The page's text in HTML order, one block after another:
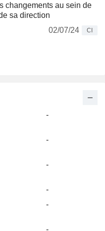
changements au sein de
sa direction
02/07/24
CI
-
-
-
-
-